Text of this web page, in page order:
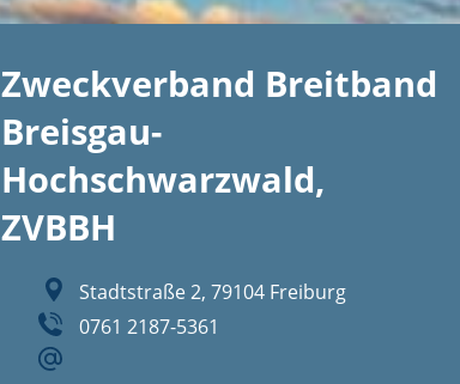
Zweckverband Breitband
Breisgau-
Hochschwarzwald,
ZVBBH
Stadtstraße 2, 79104 Freiburg
0761 2187-5361